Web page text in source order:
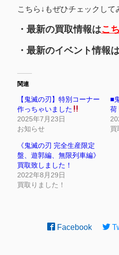
こちら↓もぜひチェックし
・最新の買取情報はこ
・最新のイベント情報は
関連
【鬼滅の刃】特別コーナー
作っちゃいました
2025年7月23日
お知らせ
■
荷
買
《鬼滅の刃 完全生産限定
盤、遊郭編、無限列車編》
買取致しました！
2022年8月29日
買取りました！
Facebook